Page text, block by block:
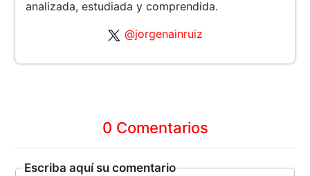
analizada, estudiada y comprendida.
@jorgenainruiz
0 Comentarios
Escriba aquí su comentario